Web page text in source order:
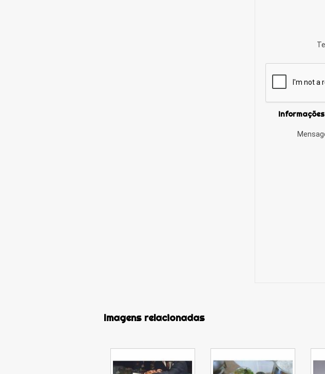
Imagens relacionadas